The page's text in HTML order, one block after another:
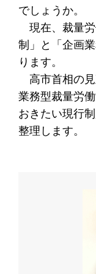
でしょうか。
現在、裁量労
制」と「企画
ります。
高市首相の見
業務型裁量労
おきたい現行
整理します。